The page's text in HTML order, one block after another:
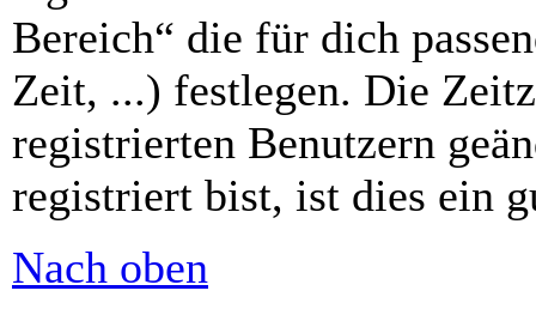
Bereich“ die für dich
Zeit, ...) festlegen. Die
registrierten Benutzern
registriert bist, ist dies ein
Nach oben